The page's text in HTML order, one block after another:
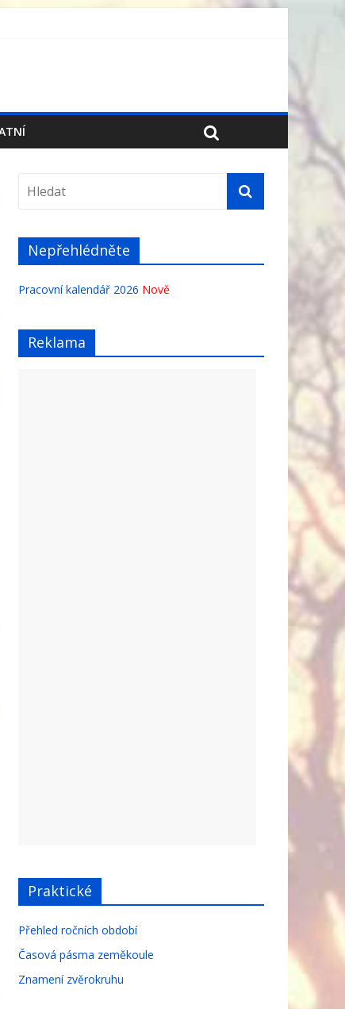
Nepřehlédněte
Pracovní kalendář 2026 Nově
Reklama
Praktické
Přehled ročních období
Časová pásma zeměkoule
Znamení zvěrokruhu